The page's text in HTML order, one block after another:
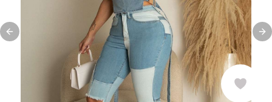
Previous slide